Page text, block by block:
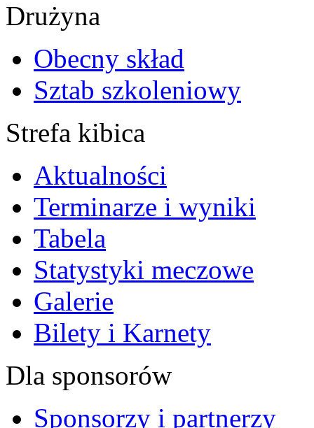
Drużyna
Obecny skład
Sztab szkoleniowy
Strefa kibica
Aktualności
Terminarze i wyniki
Tabela
Statystyki meczowe
Galerie
Bilety i Karnety
Dla sponsorów
Sponsorzy i partnerzy